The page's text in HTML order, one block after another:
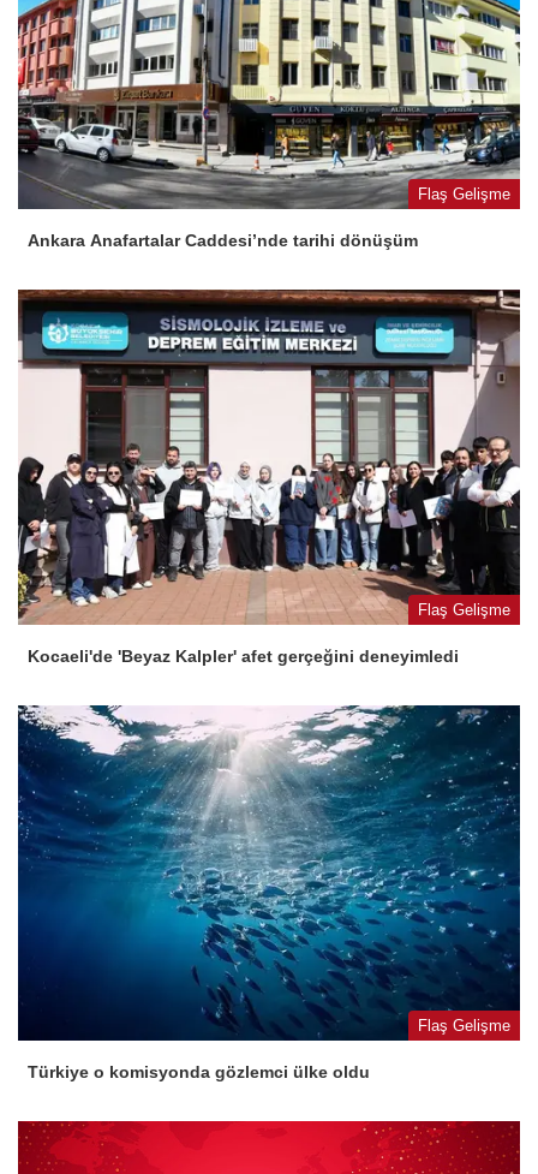
Flaş Gelişme
Ankara Anafartalar Caddesi’nde tarihi dönüşüm
Flaş Gelişme
Kocaeli'de 'Beyaz Kalpler' afet gerçeğini deneyimledi
Flaş Gelişme
Türkiye o komisyonda gözlemci ülke oldu